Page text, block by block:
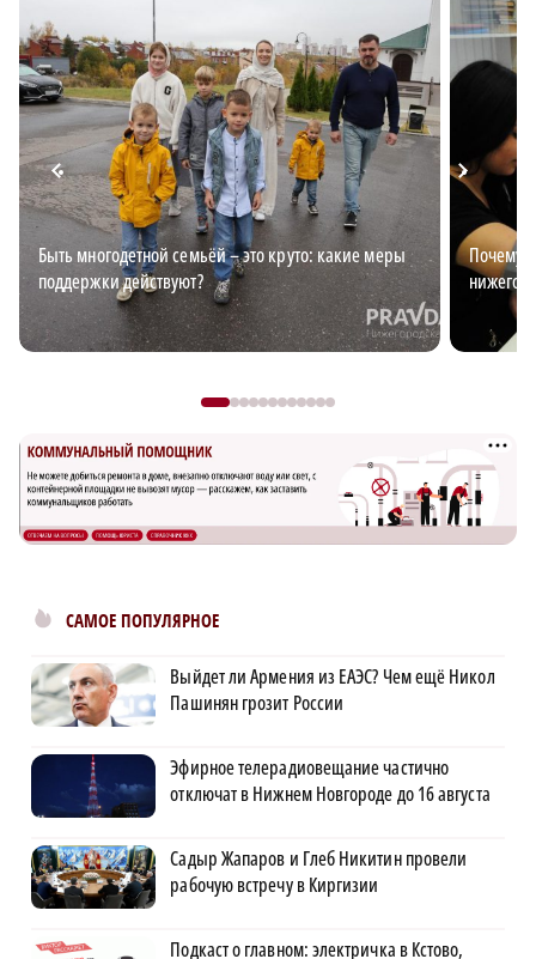
Быть многодетной семьёй – это круто: какие меры
поддержки действуют?
Почему
САМОЕ ПОПУЛЯРНОЕ
Выйдет ли Армения из ЕАЭС? Чем ещё Никол
Пашинян грозит России
Эфирное телерадиовещание частично
отключат в Нижнем Новгороде до 16 августа
Садыр Жапаров и Глеб Никитин провели
рабочую встречу в Киргизии
Подкаст о главном: электричка в Кстово,